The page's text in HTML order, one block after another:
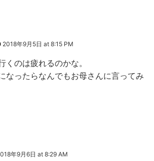
2018年9月5日 at 8:15 PM
くのは疲れるのかな。
なったらなんでもお母さんに言ってみ
年9月6日 at 8:29 AM